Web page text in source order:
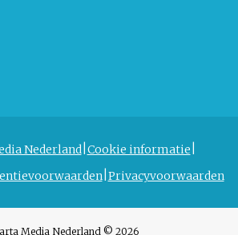
Nederland Cookie informatie
Privacyvoorwaarden
Media Nederland © 2026